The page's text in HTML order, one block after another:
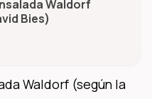
Waldorf
Bies)
Waldorf (según la